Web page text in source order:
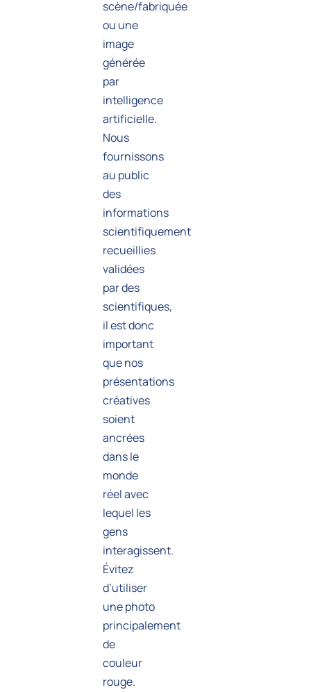
scène/fabriquée
ou une
image
générée
par
intelligence
artificielle.
Nous
fournissons
au public
des
informations
scientifiquement
recueillies
validées
par des
scientifiques,
il est donc
important
que nos
présentations
créatives
soient
ancrées
dans le
monde
réel avec
lequel les
gens
interagissent.
Évitez
d’utiliser
une photo
principalement
de
couleur
rouge.